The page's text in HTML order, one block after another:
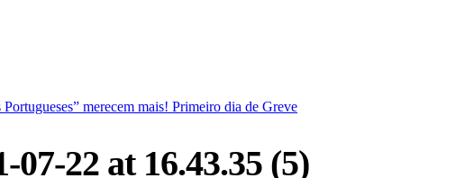
merecem mais! Primeiro dia de Greve
22 at 16.43.35 (5)